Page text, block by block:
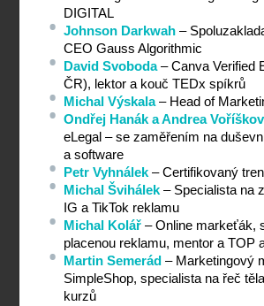
DIGITAL
Johnson Darkwah –
CEO Gauss Algorithmic
David Svoboda – Canva Verified
ČR), lektor a kouč TEDx spíkrů
Michal Výskala – Head of
Ondřej Hanák a Andrea
eLegal – se zaměřením na
a software
Petr Vyhnálek – Certifikovaný
Michal Švihálek – Specialista na
IG a TikTok reklamu
Michal Kolář – Online markeťák,
placenou reklamu, mentor a TOP
Martin Semerád – Marketingový
SimpleShop, specialista na řeč
kurzů